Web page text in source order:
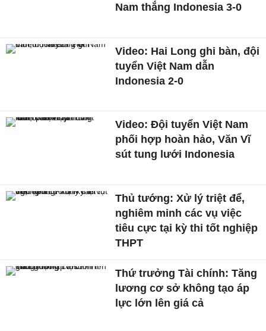
Nam thắng Indonesia 3-0
Video: Hai Long ghi bàn, đội
tuyển Việt Nam dẫn
Indonesia 2-0
Video: Đội tuyển Việt Nam
phối hợp hoàn hảo, Văn Vĩ
sút tung lưới Indonesia
Thủ tướng: Xử lý triệt để,
nghiêm minh các vụ việc
tiêu cực tại kỳ thi tốt nghiệp
THPT
Thứ trưởng Tài chính: Tăng
lương cơ sở không tạo áp
lực lớn lên giá cả